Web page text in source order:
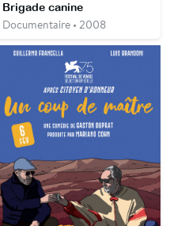
Brigade canine
Documentaire • 2008